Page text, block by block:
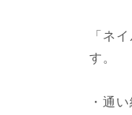
「ネ
す。
・通